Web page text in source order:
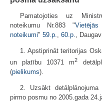
Pamatojoties uz
noteikumu Nr.883 "
noteikumi" 59.p., 60.p.,
1. Apstiprināt teritorijas
un platību 10371 m2
(pielikums).
2. Uzsākt detālplānojuma
pirmo posmu no 2005.gada